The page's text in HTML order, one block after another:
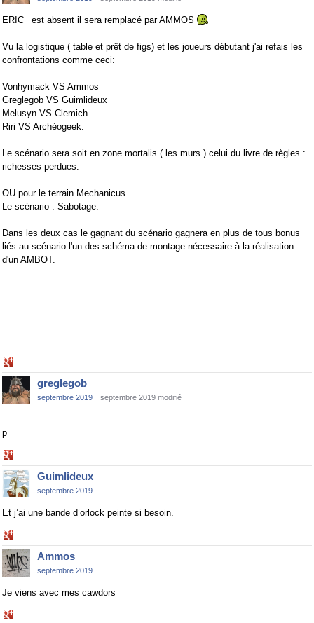
ERIC_ est absent il sera remplacé par AMMOS
Vu la logistique ( table et prêt de figs) et les joueurs débutant j'ai refais les
confrontations comme ceci:
Vonhymack VS Ammos
Greglegob VS Guimlideux
Melusyn VS Clemich
Riri VS Archéogeek.
Le scénario sera soit en zone mortalis ( les murs ) celui du livre de règles :
richesses perdues.
OU pour le terrain Mechanicus
Le scénario : Sabotage.
Dans les deux cas le gagnant du scénario gagnera en plus de tous bonus
liés au scénario l'un des schéma de montage nécessaire à la réalisation
d'un AMBOT.
on
Google+greglegob
septembre 2019 septembre 2019 modifié
p
on
Google+Guimlideux
septembre 2019
Et j’ai une bande d’orlock peinte si besoin.
on
Google+Ammos
septembre 2019
Je viens avec mes cawdors